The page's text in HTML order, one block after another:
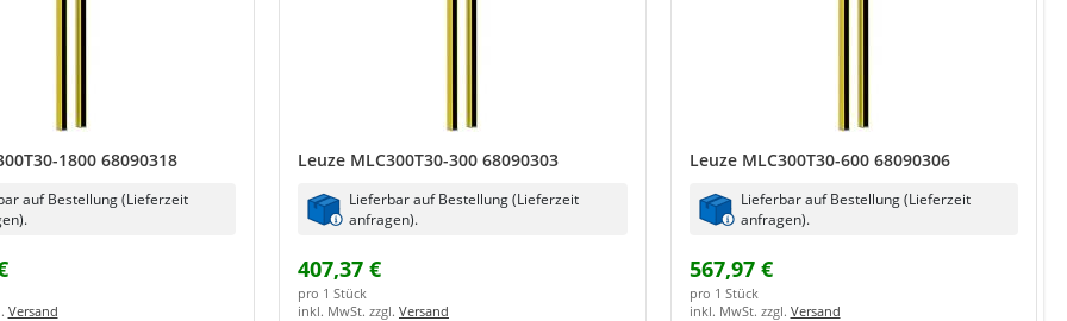
1800 68090318
auf Bestellung (Lieferzeit
Versand
Leuze MLC300T30-300 68090303
Lieferbar auf Bestellung (Lieferzeit
anfragen).
407,37 €
pro 1 Stück
inkl. MwSt. zzgl. Versand
Leuze MLC300T30-600 68090306
Lieferbar auf Bestellung (Lieferzeit
anfragen).
567,97 €
pro 1 Stück
inkl. MwSt. zzgl. Versand